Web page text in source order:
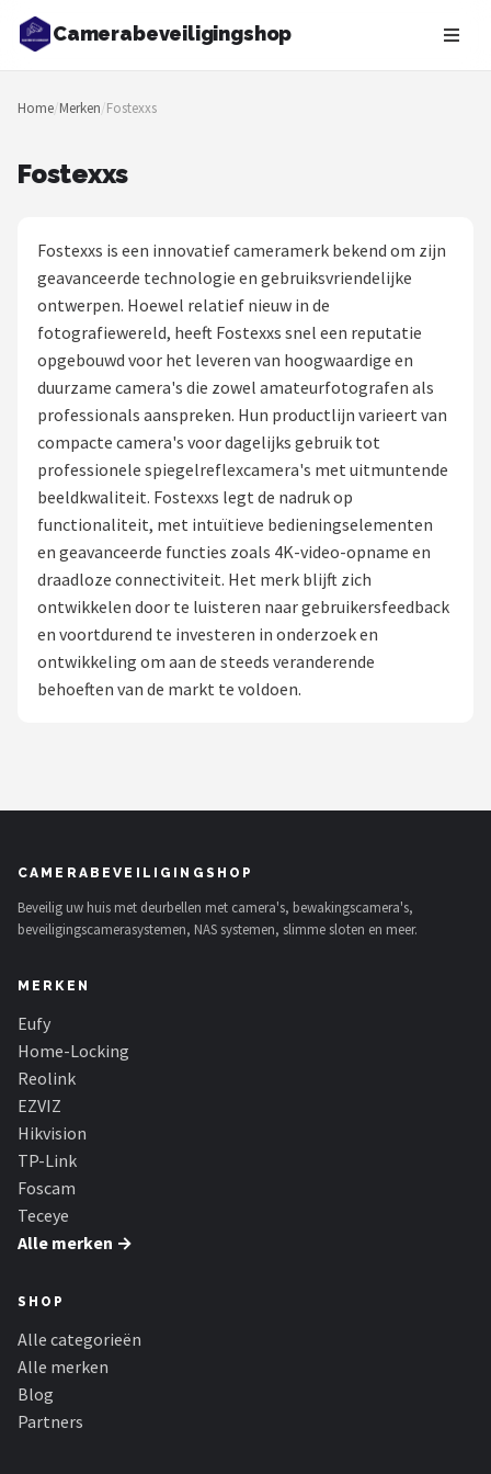
Camerabeveiligingshop
Zoeken
NAVIGATIE
Blog
Beveiligingscamera's
Camera Deurbellen
NAS
Shop
Eufy
Home-Locking
Reolink
Foscam
Teceye
Smartwares
ieGeek
Alle merken →
Home/Merken/Fostexxs
Fostexxs
Fostexxs is een innovatief cameramerk bekend om zijn
geavanceerde technologie en gebruiksvriendelijke
ontwerpen. Hoewel relatief nieuw in de
fotografiewereld, heeft Fostexxs snel een reputatie
opgebouwd voor het leveren van hoogwaardige en
duurzame camera's die zowel amateurfotografen als
professionals aanspreken. Hun productlijn varieert van
compacte camera's voor dagelijks gebruik tot
professionele spiegelreflexcamera's met uitmuntende
beeldkwaliteit. Fostexxs legt de nadruk op
functionaliteit, met intuïtieve bedieningselementen
en geavanceerde functies zoals 4K-video-opname en
draadloze connectiviteit. Het merk blijft zich
ontwikkelen door te luisteren naar gebruikersfeedback
en voortdurend te investeren in onderzoek en
ontwikkeling om aan de steeds veranderende
behoeften van de markt te voldoen.
CAMERABEVEILIGINGSHOP
Beveilig uw huis met deurbellen met camera's, bewakingscamera's,
beveiligingscamerasystemen, NAS systemen, slimme sloten en meer.
MERKEN
Eufy
Home-Locking
Reolink
EZVIZ
Hikvision
TP-Link
Foscam
Teceye
Alle merken →
SHOP
Alle categorieën
Alle merken
Blog
Partners